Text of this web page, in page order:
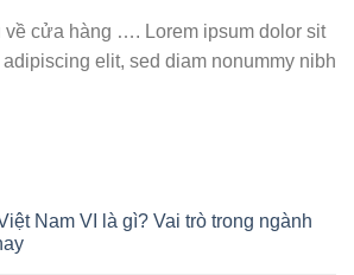
về cửa hàng …. Lorem ipsum dolor sit
elit, sed diam nonummy nibh
Nam VI là gì? Vai trò trong ngành